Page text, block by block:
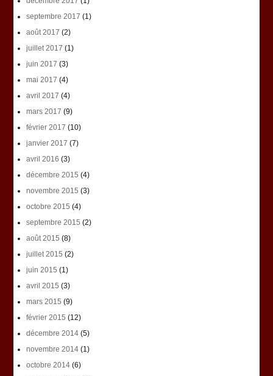
septembre 2017 (1)
août 2017 (2)
juillet 2017 (1)
juin 2017 (3)
mai 2017 (4)
avril 2017 (4)
mars 2017 (9)
février 2017 (10)
janvier 2017 (7)
avril 2016 (3)
décembre 2015 (4)
novembre 2015 (3)
octobre 2015 (4)
septembre 2015 (2)
août 2015 (8)
juillet 2015 (2)
juin 2015 (1)
avril 2015 (3)
mars 2015 (9)
février 2015 (12)
décembre 2014(5)
novembre 2014(1)
octobre 2014(6)